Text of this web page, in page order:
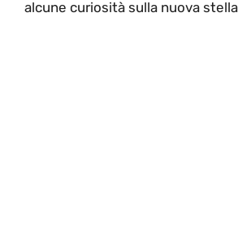
alcune curiosità sulla nuova